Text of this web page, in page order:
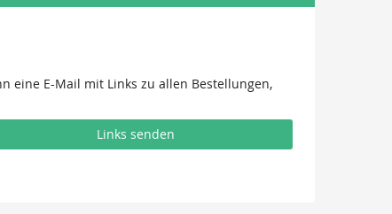
eine E-Mail mit Links zu allen Bestellungen,
Links senden